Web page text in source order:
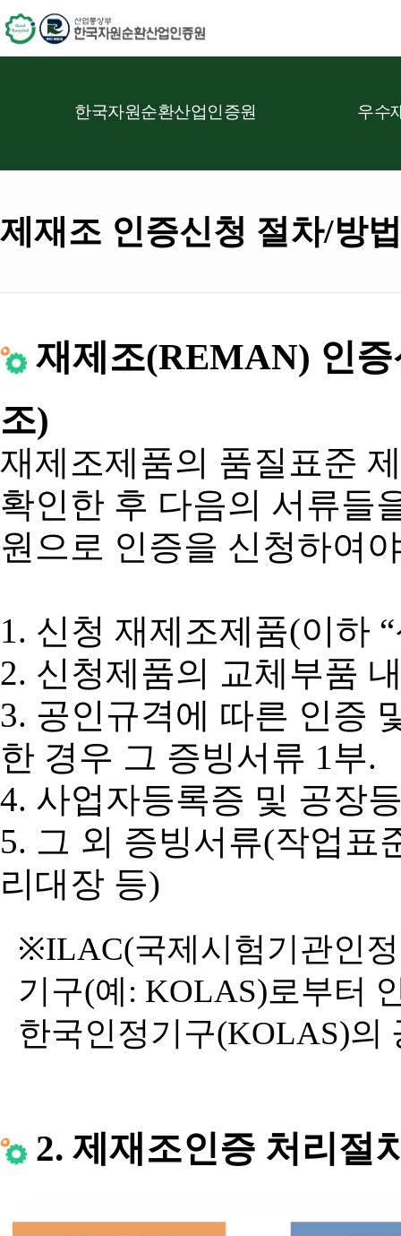
한국자원순환산업인증원 우수
제재조 인증신청 절차/방법
재제조(REMAN) 인
조)
재제조제품의 품질표준
확인한 후 다음의 서류들
원으로 인증을 신청하여
1. 신청 재제조제품(이하
2. 신청제품의 교체부품
3. 공인규격에 따른 인증
한 경우 그 증빙서류 1부.
4. 사업자등록증 및 공장
5. 그 외 증빙서류(작업표
리대장 등)
※ILAC(국제시험기관인
기구(예: KOLAS)로부터
한국인정기구(KOLAS)의
2. 제재조인증 처리절